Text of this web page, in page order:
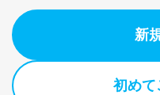
新
初めて